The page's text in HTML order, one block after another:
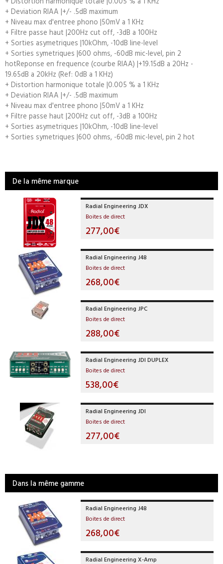
+ Deviation RIAA |+/- .5dB maximum
+ Niveau max d'entree phono |50mV a 1 KHz
+ Filtre passe haut |200Hz cut off, -3dB a 100Hz
+ Sorties asymetriques |10kOhm, -10dB line-level
+ Sorties symetriques |600 ohms, -60dB mic-level, pin 2
hotReponse en frequence (courbe RIAA) |+19.15dB a 20Hz -
19.65dB a 20kHz (Ref: 0dB a 1 KHz)
+ Distortion harmonique totale |0.005 % a 1 KHz
+ Deviation RIAA |+/- .5dB maximum
+ Niveau max d'entree phono |50mV a 1 KHz
+ Filtre passe haut |200Hz cut off, -3dB a 100Hz
+ Sorties asymetriques |10kOhm, -10dB line-level
+ Sorties symetriques |600 ohms, -60dB mic-level, pin 2 hot
De la même marque
Radial Engineering JDX
Boites de direct
277,00€
Radial Engineering J48
Boites de direct
268,00€
Radial Engineering JPC
Boites de direct
288,00€
Radial Engineering JDI DUPLEX
Boites de direct
538,00€
Radial Engineering JDI
Boites de direct
277,00€
Dans la même gamme
Radial Engineering J48
Boites de direct
268,00€
Radial Engineering X-Amp